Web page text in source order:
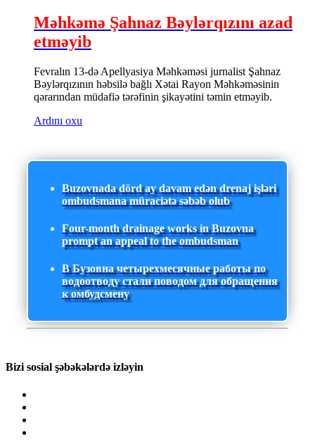
Məhkəmə Şahnaz Bəylərqızını azad
etməyib
Fevralın 13-də Apellyasiya Məhkəməsi jurnalist Şahnaz
Bəylərqızının həbsilə bağlı Xətai Rayon Məhkəməsinin
qərarından müdafiə tərəfinin şikayətini təmin etməyib.
Ardını oxu
Buzovnada dörd ay davam edən drenaj işləri
ombudsmana müraciətə səbəb olub
Four-month drainage works in Buzovna
prompt an appeal to the ombudsman
В Бузовна четырехмесячные работы по
водоотводу стали поводом для обращения
к омбудсмену
Bizi sosial şəbəkələrdə izləyin